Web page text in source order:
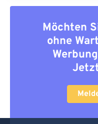
Möchten
ohne